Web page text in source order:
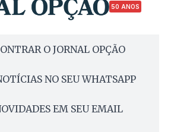
50 ANOS
O JORNAL OPÇÃO
NO SEU WHATSAPP
EM SEU EMAIL